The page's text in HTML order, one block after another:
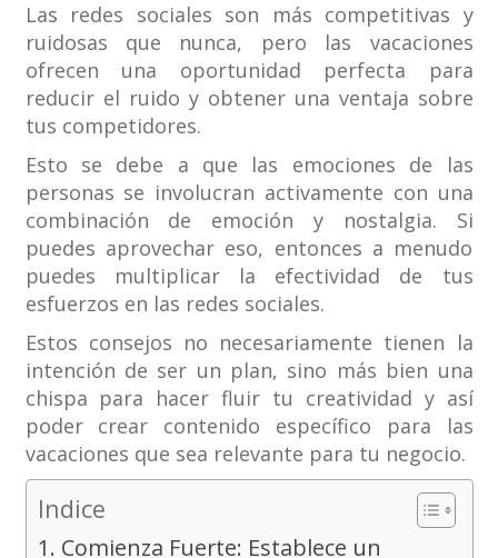
Las redes sociales son más competitivas y
ruidosas que nunca, pero las vacaciones
ofrecen una oportunidad perfecta para
reducir el ruido y obtener una ventaja sobre
tus competidores.
Esto se debe a que las emociones de las
personas se involucran activamente con una
combinación de emoción y nostalgia. Si
puedes aprovechar eso, entonces a menudo
puedes multiplicar la efectividad de tus
esfuerzos en las redes sociales.
Estos consejos no necesariamente tienen la
intención de ser un plan, sino más bien una
chispa para hacer fluir tu creatividad y así
poder crear contenido específico para las
vacaciones que sea relevante para tu negocio.
Indice
1. Comienza Fuerte: Establece un